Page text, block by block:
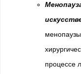
процессе